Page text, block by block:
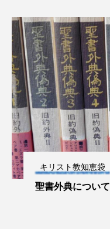
キリスト教知恵袋
聖書外典について